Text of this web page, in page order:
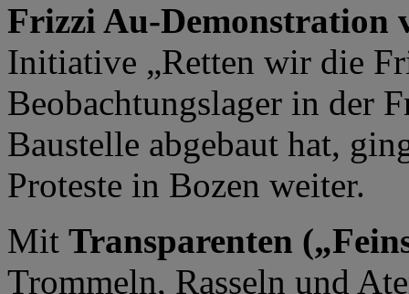
Frizzi Au-Demonstration
Initiative „Retten wir die
Beobachtungslager in der
Baustelle abgebaut hat,
Proteste in Bozen weiter.
Mit Transparenten
Trommeln, Rasseln und